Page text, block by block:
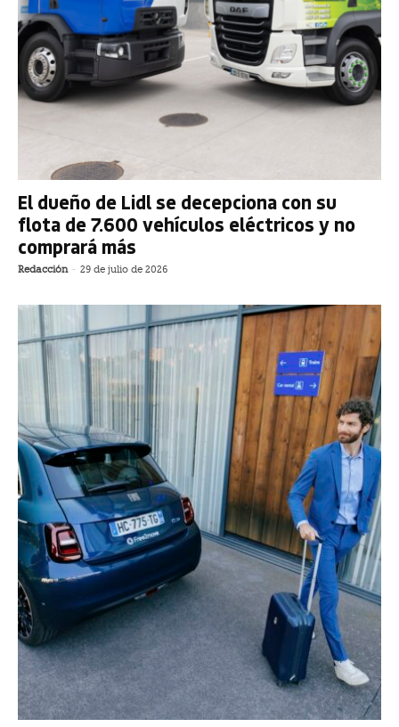
El dueño de Lidl se decepciona con su
flota de 7.600 vehículos eléctricos y no
comprará más
Redacción - 29 de julio de 2026